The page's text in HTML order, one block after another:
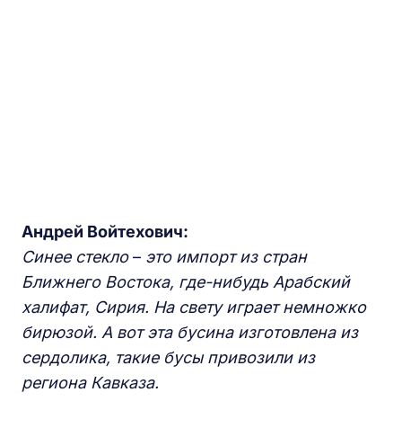
Андрей Войтехович:
Синее стекло– это импорт из стран
Ближнего Востока, где-нибудь Арабский
халифат, Сирия. На свету играет немножко
бирюзой. А вот эта бусина изготовлена из
сердолика, такие бусы привозили из
региона Кавказа.